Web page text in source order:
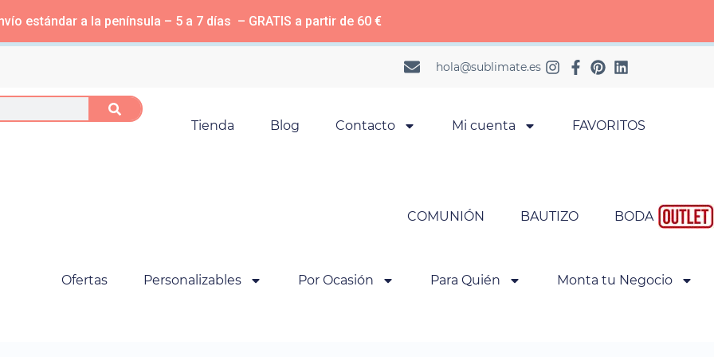
estándar a la península – 5 a 7 días – GRATIS a partir de 60 €
hola@sublimate.es
Tienda Blog Contacto Mi cuenta FAVORITOS
COMUNIÓN BAUTIZO BODA
Ofertas Personalizables Por Ocasión Para Quién Monta tu Negocio